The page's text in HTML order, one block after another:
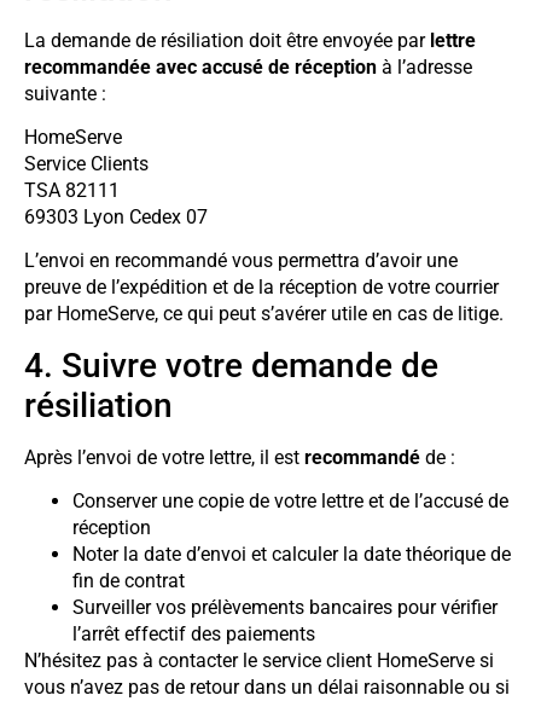
La demande de résiliation doit être envoyée par lettre
recommandée avec accusé de réception à l’adresse
suivante :
HomeServe
Service Clients
TSA 82111
69303 Lyon Cedex 07
L’envoi en recommandé vous permettra d’avoir une
preuve de l’expédition et de la réception de votre courrier
par HomeServe, ce qui peut s’avérer utile en cas de litige.
4. Suivre votre demande de
résiliation
Après l’envoi de votre lettre, il est recommandé de :
Conserver une copie de votre lettre et de l’accusé de
réception
Noter la date d’envoi et calculer la date théorique de
fin de contrat
Surveiller vos prélèvements bancaires pour vérifier
l’arrêt effectif des paiements
N’hésitez pas à contacter le service client HomeServe si
vous n’avez pas de retour dans un délai raisonnable ou si